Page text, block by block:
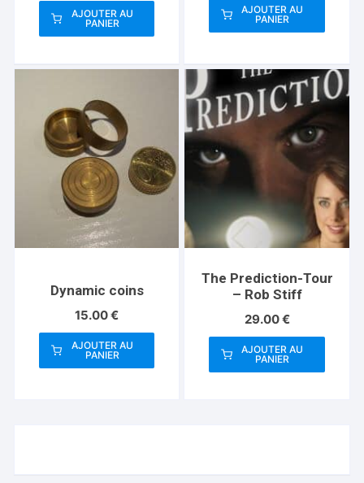
AJOUTER AU
PANIER
AJOUTER AU
PANIER
Dynamic coins
15.00€
AJOUTER AU
PANIER
The Prediction-Tour
– Rob Stiff
29.00€
AJOUTER AU
PANIER